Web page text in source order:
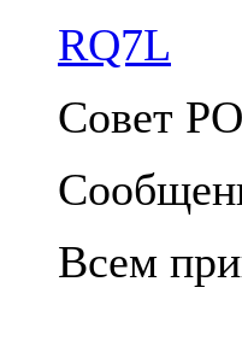
RQ7L
Совет
Всем